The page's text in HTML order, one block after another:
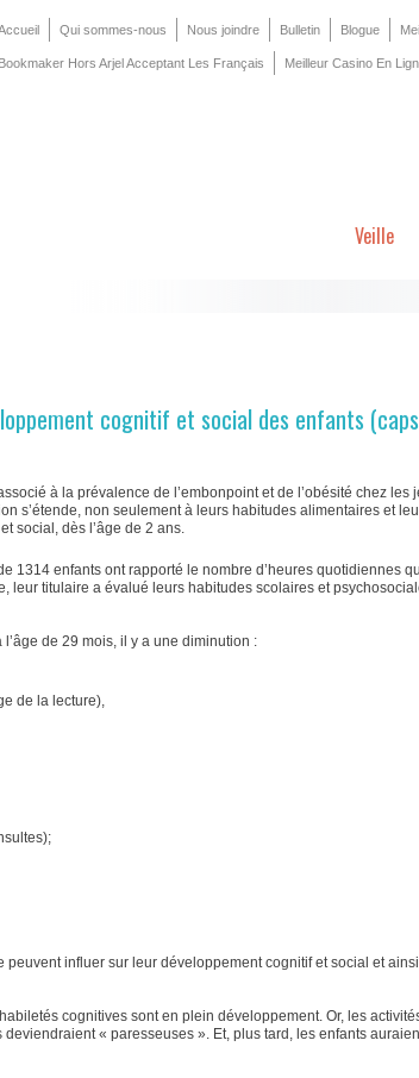
Qui sommes-nous Nous joindre Bulletin Blogue
Bookmaker Hors Arjel Acceptant Les Français Meilleur Casino En
Veille
cognitif et social des enfants
à la prévalence de l’embonpoint et de l’obésité chez les
s’étende, non seulement à leurs habitudes alimentaires et
social, dès l’âge de 2 ans.
1314 enfants ont rapporté le nombre d’heures quotidiennes
leur titulaire a évalué leurs habitudes scolaires et
de 29 mois, il y a une diminution :
de la lecture),
influer sur leur développement cognitif et social et
cognitives sont en plein développement. Or, les
« paresseuses ». Et, plus tard, les enfants